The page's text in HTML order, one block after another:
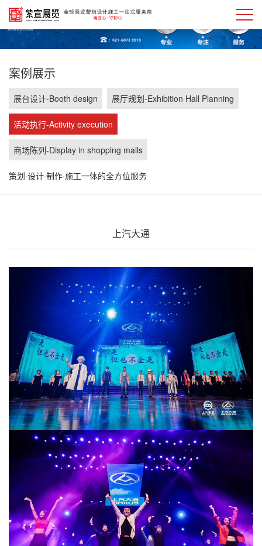
案例展示
展台设计-Booth design 展厅规划-Exhibition Hall Planning
活动执行-Activity execution
商场陈列-Display in shopping malls
策划·设计·制作·施工一体的全方位服务
上汽大通